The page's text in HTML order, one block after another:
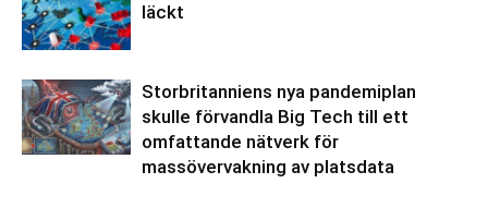
läckt
Storbritanniens nya pandemiplan
skulle förvandla Big Tech till ett
omfattande nätverk för
massövervakning av platsdata